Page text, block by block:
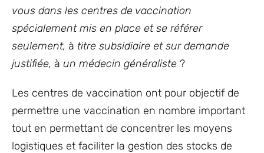
vous dans les centres de vaccination
spécialement mis en place etse référer
seulement, à titre subsidiaire etsur demande
justifiée, à un médecin généraliste ?
Les centres de vaccination ont pour objectif de
permettre une vaccination en nombre important
tout en permettant de concentrer les moyens
logistiques et faciliter la gestion des stocks de